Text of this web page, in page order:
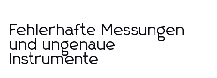
Fehlerhafte Messungen
und ungenaue
Instrumente